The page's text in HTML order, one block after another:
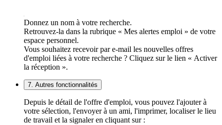
Donnez un nom à votre recherche.
Retrouvez-la dans la rubrique « Mes alertes emploi » de votre
espace personnel.
Vous souhaitez recevoir par e-mail les nouvelles offres
d'emploi liées à votre recherche ? Cliquez sur le lien « Activer
la réception ».
7. Autres fonctionnalités
Depuis le détail de l'offre d'emploi, vous pouvez l'ajouter à
votre sélection, l'envoyer à un ami, l'imprimer, localiser le lieu
de travail et la signaler en cliquant sur :